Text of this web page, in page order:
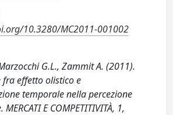
10.3280/MC2011-001002
G.L., Zammit A. (2011).
fra effetto olistico e
temporale nella percezione
E COMPETITIVITÀ, 1,